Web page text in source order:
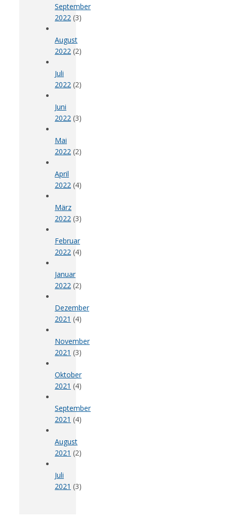
September
2022 (3)
August
2022 (2)
Juli
2022 (2)
Juni
2022 (3)
Mai
2022 (2)
April
2022 (4)
März
2022 (3)
Februar
2022 (4)
Januar
2022 (2)
Dezember
2021 (4)
November
2021 (3)
Oktober
2021 (4)
September
2021 (4)
August
2021 (2)
Juli
2021 (3)